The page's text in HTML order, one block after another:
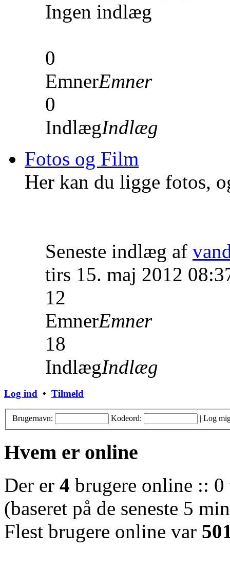
Ingen indlæg
0
EmnerEmner
0
IndlægIndlæg
Fotos og Film
Her kan du ligge fotos,
Seneste indlæg af
tirs 15. maj 2012
12
EmnerEmner
18
IndlægIndlæg
Log ind • Tilmeld
Brugernavn: Kodeord: | Log
Hvem er online
Der er 4 brugere online ::
(baseret på de seneste 5
Flest brugere online var